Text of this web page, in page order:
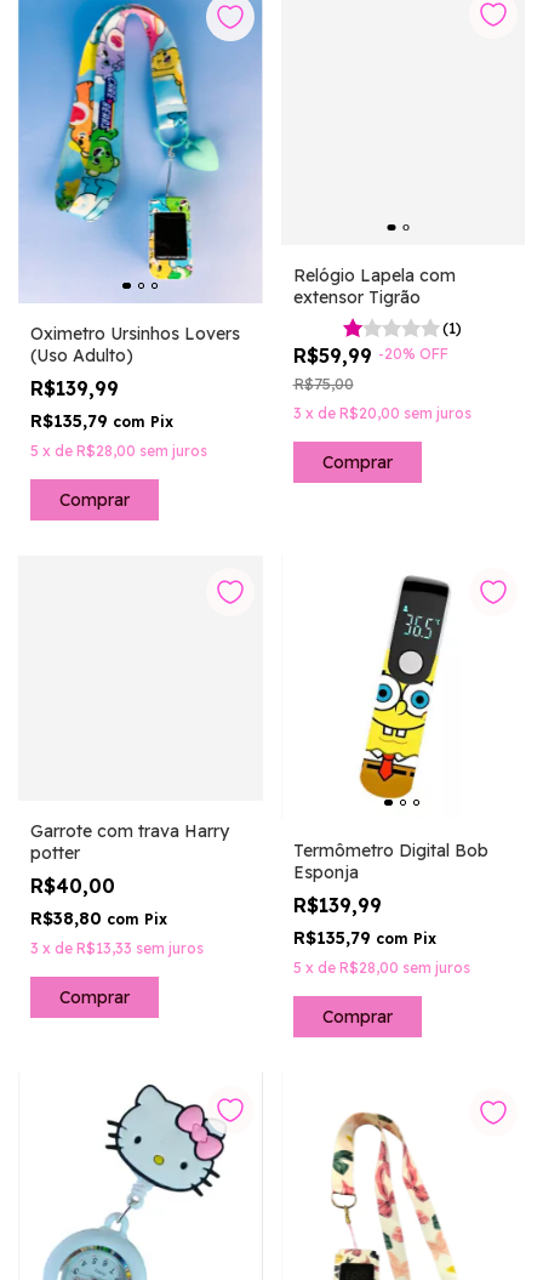
Oximetro Ursinhos Lovers
(Uso Adulto)
R$139,99
R$135,79 com Pix
5 x de R$28,00 sem juros
Relógio Lapela com
extensor Tigrão
(1)
R$59,99 -20% OFF
R$75,00
3 x de R$20,00 sem juros
Garrote com trava Harry
potter
R$40,00
R$38,80 com Pix
3 x de R$13,33 sem juros
Termômetro Digital Bob
Esponja
R$139,99
R$135,79 com Pix
5 x de R$28,00 sem juros